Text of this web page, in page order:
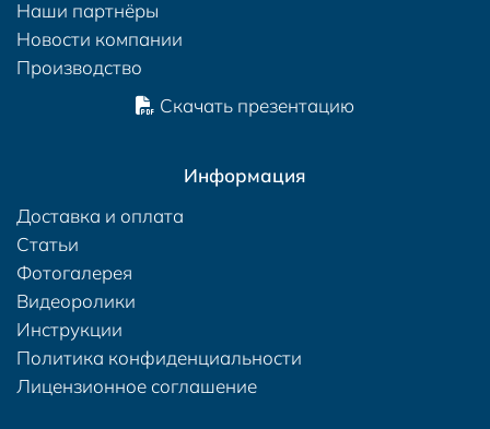
Наши партнёры
Новости компании
Производство
Скачать презентацию
Информация
Доставка и оплата
Статьи
Фотогалерея
Видеоролики
Инструкции
Политика конфиденциальности
Лицензионное соглашение